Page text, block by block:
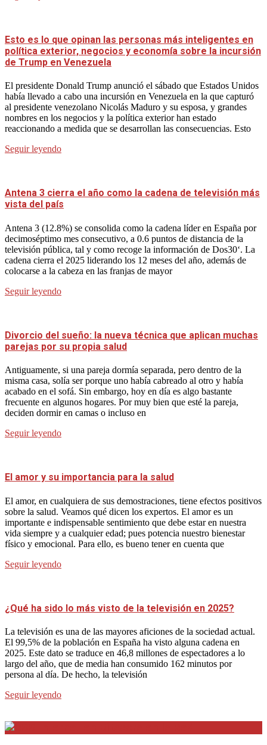
Esto es lo que opinan las personas más inteligentes en
política exterior, negocios y economía sobre la incursión
de Trump en Venezuela
El presidente Donald Trump anunció el sábado que Estados Unidos
había llevado a cabo una incursión en Venezuela en la que capturó
al presidente venezolano Nicolás Maduro y su esposa, y grandes
nombres en los negocios y la política exterior han estado
reaccionando a medida que se desarrollan las consecuencias. Esto
Seguir leyendo
Antena 3 cierra el año como la cadena de televisión más
vista del país
Antena 3 (12.8%) se consolida como la cadena líder en España por
decimoséptimo mes consecutivo, a 0.6 puntos de distancia de la
televisión pública, tal y como recoge la información de Dos30‘. La
cadena cierra el 2025 liderando los 12 meses del año, además de
colocarse a la cabeza en las franjas de mayor
Seguir leyendo
Divorcio del sueño: la nueva técnica que aplican muchas
parejas por su propia salud
Antiguamente, si una pareja dormía separada, pero dentro de la
misma casa, solía ser porque uno había cabreado al otro y había
acabado en el sofá. Sin embargo, hoy en día es algo bastante
frecuente en algunos hogares. Por muy bien que esté la pareja,
deciden dormir en camas o incluso en
Seguir leyendo
El amor y su importancia para la salud
El amor, en cualquiera de sus demostraciones, tiene efectos positivos
sobre la salud. Veamos qué dicen los expertos. El amor es un
importante e indispensable sentimiento que debe estar en nuestra
vida siempre y a cualquier edad; pues potencia nuestro bienestar
físico y emocional. Para ello, es bueno tener en cuenta que
Seguir leyendo
¿Qué ha sido lo más visto de la televisión en 2025?
La televisión es una de las mayores aficiones de la sociedad actual.
El 99,5% de la población en España ha visto alguna cadena en
2025. Este dato se traduce en 46,8 millones de espectadores a lo
largo del año, que de media han consumido 162 minutos por
persona al día. De hecho, la televisión
Seguir leyendo